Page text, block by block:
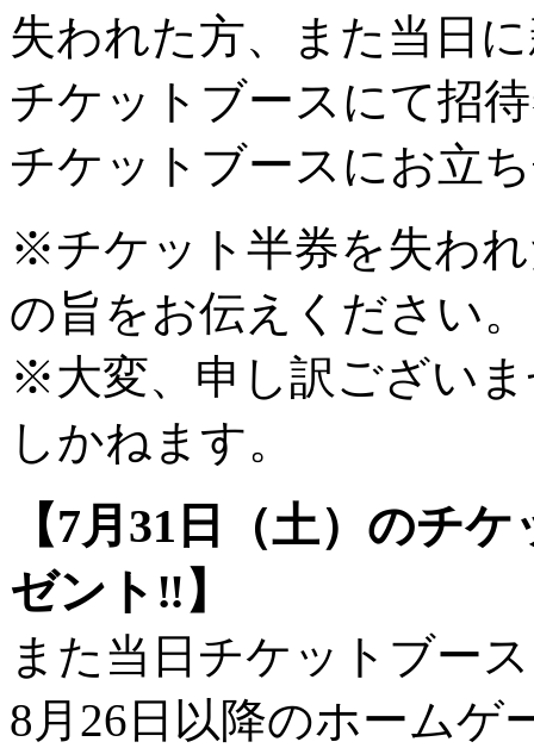
失われた方、また当日
チケットブースにて招
チケットブースにお立
※チケット半券を失わ
の旨をお伝えください。
※大変、申し訳ござい
しかねます。
【7月31日（土）のチ
ゼント‼ 】
また当日チケットブー
8月26日以降のホームゲ